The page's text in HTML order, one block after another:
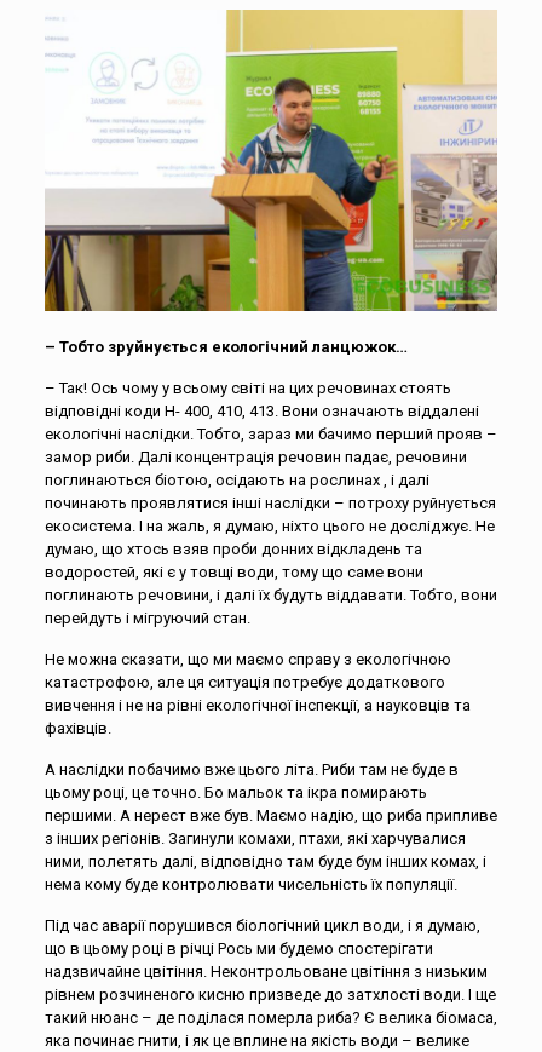
– Тобто зруйнується екологічний ланцюжок…
– Так! Ось чому у всьому світі на цих речовинах стоять
відповідні коди Н- 400, 410, 413. Вони означають віддалені
екологічні наслідки. Тобто, зараз ми бачимо перший прояв –
замор риби. Далі концентрація речовин падає, речовини
поглинаються біотою, осідають на рослинах , і далі
починають проявлятися інші наслідки – потроху руйнується
екосистема. І на жаль, я думаю, ніхто цього не досліджує. Не
думаю, що хтось взяв проби донних відкладень та
водоростей, які є у товщі води, тому що саме вони
поглинають речовини, і далі їх будуть віддавати. Тобто, вони
перейдуть і мігруючий стан.
Не можна сказати, що ми маємо справу з екологічною
катастрофою, але ця ситуація потребує додаткового
вивчення і не на рівні екологічної інспекції, а науковців та
фахівців.
А наслідки побачимо вже цього літа. Риби там не буде в
цьому році, це точно. Бо мальок та ікра помирають
першими. А нерест вже був. Маємо надію, що риба припливе
з інших регіонів. Загинули комахи, птахи, які харчувалися
ними, полетять далі, відповідно там буде бум інших комах, і
нема кому буде контролювати чисельність їх популяції.
Під час аварії порушився біологічний цикл води, і я думаю,
що в цьому році в річці Рось ми будемо спостерігати
надзвичайне цвітіння. Неконтрольоване цвітіння з низьким
рівнем розчиненого кисню призведе до затхлості води. І ще
такий нюанс – де поділася померла риба? Є велика біомаса,
яка починає гнити, і як це вплине на якість води – велике